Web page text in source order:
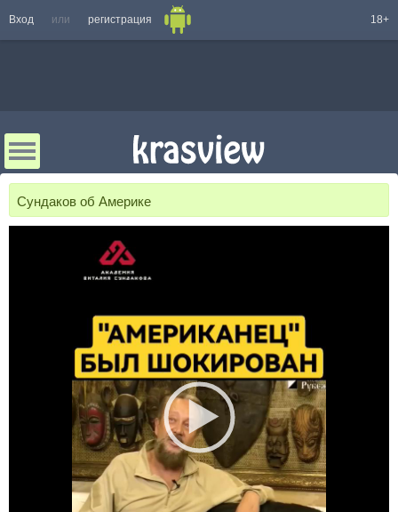
Вход или регистрация 18+
Сундаков об Америке